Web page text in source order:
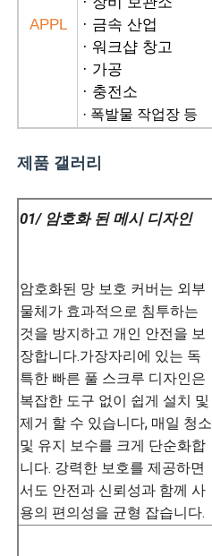
APPL
· 금속 산업
· 워크샵 창고
· 가공
· 충전소
· 폭발물 작업장 등
제품 갤러리
01/ 암호화 된 메시 디자인
암호화된 망 보호 커버는 외부
물체가 효과적으로 침투하는
것을 방지하고 개인 안전을 보
장합니다.가장자리에 있는 독
특한 빠른 풀 스크루 디자인은
복잡한 도구 없이 쉽게 설치 및
제거 할 수 있습니다, 매일 청소
및 유지 보수를 크게 단순화합
니다. 강력한 보호를 제공하면
서도 안전과 신뢰성과 함께 사
용의 편의성을 균형 잡습니다.